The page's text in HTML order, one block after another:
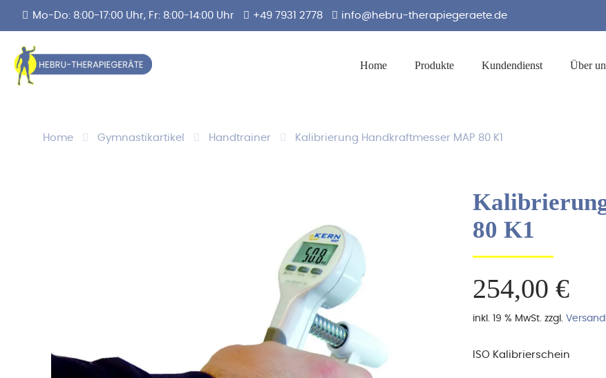
Mo-Do: 8:00-17:00 Uhr, Fr: 8:00-14:00 Uhr +49 7931 2778 info@hebru-therapiegeraete.de
Home Produkte Kundendienst Über
Home Gymnastikartikel Handtrainer Kalibrierung Handkraftmesser MAP 80 K1
80 K1
254,00 €
inkl. 19 % MwSt. zzgl.
ISO Kalibrierschein